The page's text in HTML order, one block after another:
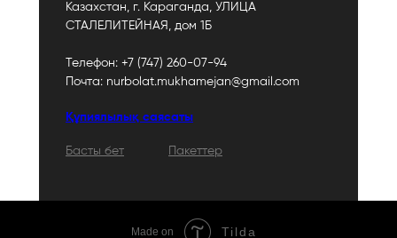
Телефон: +7 (747) 260-07-94
Почта: nurbolat.mukhamejan@gmail.com
Казахстан, г. Караганда, УЛИЦА
СТАЛЕЛИТЕЙНАЯ, дом 1Б
Басты бет Пакеттер
Құпиялылық саясаты
Made on Tilda